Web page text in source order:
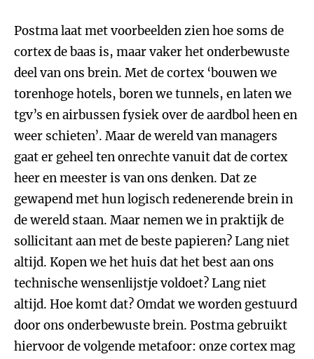
Postma laat met voorbeelden zien hoe soms de
cortex de baas is, maar vaker het onderbewuste
deel van ons brein. Met de cortex ‘bouwen we
torenhoge hotels, boren we tunnels, en laten we
tgv’s en airbussen fysiek over de aardbol heen en
weer schieten’. Maar de wereld van managers
gaat er geheel ten onrechte vanuit dat de cortex
heer en meester is van ons denken. Dat ze
gewapend met hun logisch redenerende brein in
de wereld staan. Maar nemen we in praktijk de
sollicitant aan met de beste papieren? Lang niet
altijd. Kopen we het huis dat het best aan ons
technische wensenlijstje voldoet? Lang niet
altijd. Hoe komt dat? Omdat we worden gestuurd
door ons onderbewuste brein. Postma gebruikt
hiervoor de volgende metafoor: onze cortex mag